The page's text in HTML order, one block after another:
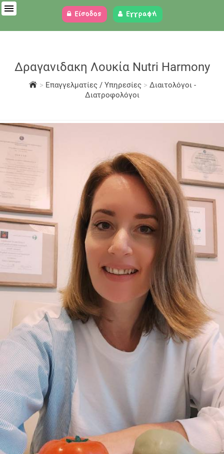
Είσοδος Εγγραφή
Δραγανιδακη Λουκία Nutri Harmony
> Επαγγελματίες / Υπηρεσίες > Διαιτολόγοι -
Διατροφολόγοι